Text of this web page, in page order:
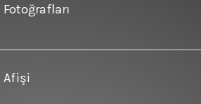
Fotoğrafları
Afişi